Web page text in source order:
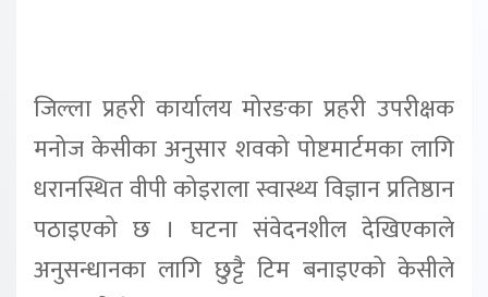
जिल्ला प्रहरी कार्यालय मोरङका प्रहरी उपरीक्षक
मनोज केसीका अनुसार शवको पोष्टमार्टमका लागि
धरानस्थित वीपी कोइराला स्वास्थ्य विज्ञान प्रतिष्ठान
पठाइएको छ । घटना संवेदनशील देखिएकाले
अनुसन्धानका लागि छुट्टै टिम बनाइएको केसीले